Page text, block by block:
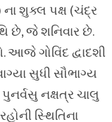
શુક્લ પક્ષ (ચંદ્ર
છે, જે શનિવાર છે.
આજે ગોવિંદ દ્વાદશી
સુધી સૌભાગ્ય
નક્ષત્ર ચાલુ
સ્થિતિના